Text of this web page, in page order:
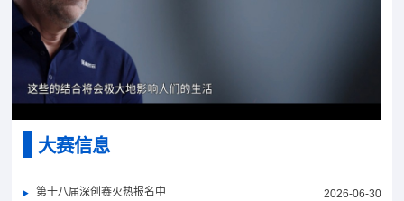
大赛信息
第十八届深创赛火热报名中 2026-06-30